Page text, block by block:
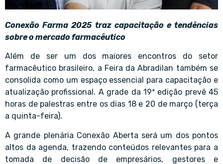
Conexão Farma 2025 traz capacitação e tendências
sobre o mercado farmacêutico
Além de ser um dos maiores encontros do setor
farmacêutico brasileiro, a Feira da Abradilan também se
consolida como um espaço essencial para capacitação e
atualização profissional. A grade da 19ª edição prevê 45
horas de palestras entre os dias 18 e 20 de março (terça
a quinta-feira).
A grande plenária Conexão Aberta será um dos pontos
altos da agenda, trazendo conteúdos relevantes para a
tomada de decisão de empresários, gestores e